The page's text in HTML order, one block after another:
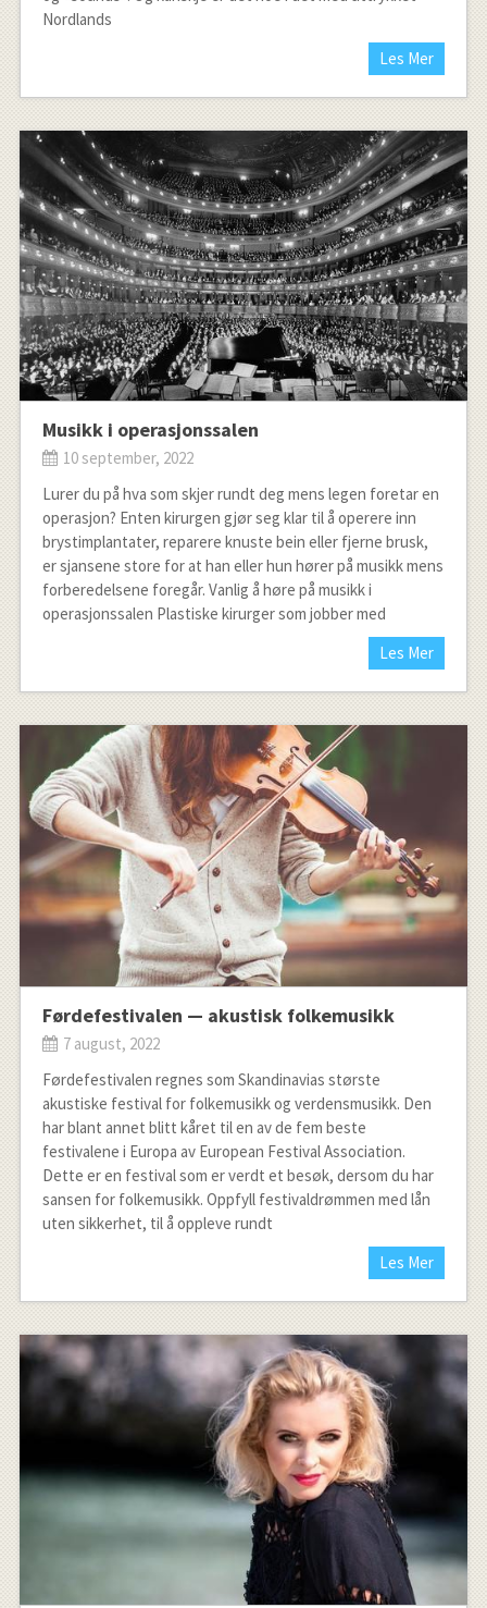
Nordlands
Les Mer
Musikk i operasjonssalen
10 september, 2022
Lurer du på hva som skjer rundt deg mens legen foretar en
operasjon? Enten kirurgen gjør seg klar til å operere inn
brystimplantater, reparere knuste bein eller fjerne brusk,
er sjansene store for at han eller hun hører på musikk mens
forberedelsene foregår. Vanlig å høre på musikk i
operasjonssalen Plastiske kirurger som jobber med
Les Mer
Førdefestivalen — akustisk folkemusikk
7 august, 2022
Førdefestivalen regnes som Skandinavias største
akustiske festival for folkemusikk og verdensmusikk. Den
har blant annet blitt kåret til en av de fem beste
festivalene i Europa av European Festival Association.
Dette er en festival som er verdt et besøk, dersom du har
sansen for folkemusikk. Oppfyll festivaldrømmen med lån
uten sikkerhet, til å oppleve rundt
Les Mer